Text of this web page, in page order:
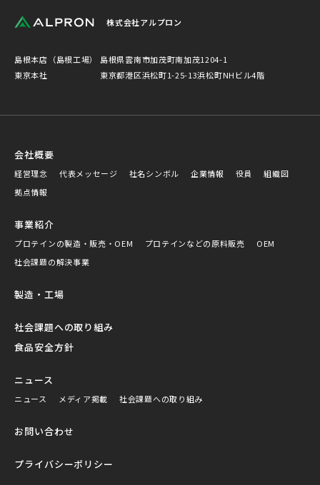
株式会社アルプロン
島根本店（島根工場）
島根県雲南市加茂町南加茂1204-1
東京本社
東京都港区浜松町1-25-13浜松町NHビル4階
会社概要
経営理念 代表メッセージ 社名シンボル 企業情報 役員
組織図
拠点情報
事業紹介
プロテインの製造・販売・OEM プロテインなどの原料販売
OEM
社会課題の解決事業
製造・工場
社会課題への取り組み
食品安全方針
ニュース
ニュース メディア掲載 社会課題への取り組み
お問い合わせ
プライバシーポリシー